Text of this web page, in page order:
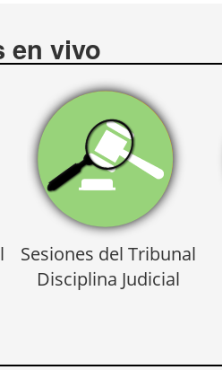
en vivo
Sesiones del Tribunal
Disciplina Judicial